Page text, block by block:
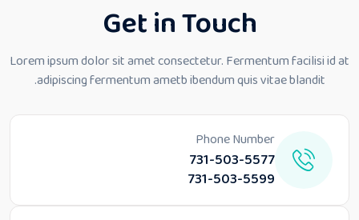
Get in Touch
Lorem ipsum dolor sit amet consectetur. Fermentum facilisi id at
adipiscingfermentum ametb ibendum quis vitae blandit.
Phone Number
731-503-5577
731-503-5599